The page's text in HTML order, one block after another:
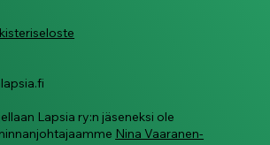
Lapsia ry:n jäseneksi ole
Nina Vaaranen-